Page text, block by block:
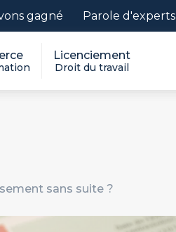
gagné Parole d'experts
Licenciement
Droit du travail
sans suite ?